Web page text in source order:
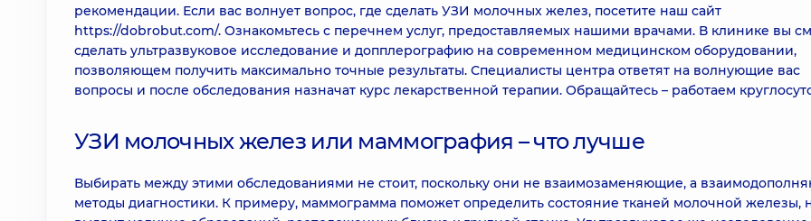
рекомендации. Если вас волнует вопрос, где сделать УЗИ молочных желез, посетите наш сайт
https://dobrobut.com/. Ознакомьтесь с перечнем услуг, предоставляемых нашими врачами. В клинике вы
сделать ультразвуковое исследование и допплерографию на современном медицинском оборудовании,
позволяющем получить максимально точные результаты. Специалисты центра ответят на волнующие вас
вопросы и после обследования назначат курс лекарственной терапии. Обращайтесь – работаем
УЗИ молочных желез или маммография – что лучше
Выбирать между этими обследованиями не стоит, поскольку они не взаимозаменяющие, а
методы диагностики. К примеру, маммограмма поможет определить состояние тканей молочной железы,